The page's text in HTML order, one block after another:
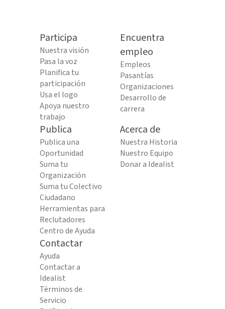
Participa
Nuestra visión
Pasa la voz
Planifica tu
participación
Usa el logo
Apoya nuestro
trabajo
Encuentra
empleo
Empleos
Pasantías
Organizaciones
Desarrollo de
carrera
Publica
Publica una
Oportunidad
Suma tu
Organización
Suma tu Colectivo
Ciudadano
Herramientas para
Reclutadores
Centro de Ayuda
Acerca de
Nuestra Historia
Nuestro Equipo
Donar a Idealist
Contactar
Ayuda
Contactar a
Idealist
Términos de
Servicio